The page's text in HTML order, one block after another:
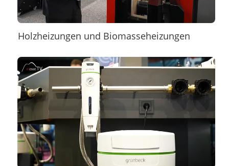
Holzheizungen und Biomasseheizungen